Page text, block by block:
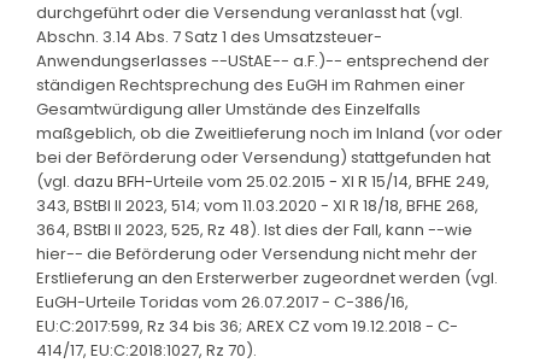
durchgeführt oder die Versendung veranlasst hat (vgl.
Abschn. 3.14 Abs. 7 Satz 1 des Umsatzsteuer-
Anwendungserlasses --UStAE-- a.F.)-- entsprechend der
ständigen Rechtsprechung des EuGH im Rahmen einer
Gesamtwürdigung aller Umstände des Einzelfalls
maßgeblich, ob die Zweitlieferung noch im Inland (vor oder
bei der Beförderung oder Versendung) stattgefunden hat
(vgl. dazu BFH-Urteile vom 25.02.2015 - XI R 15/14, BFHE 249,
343, BStBl II 2023, 514; vom 11.03.2020 - XI R 18/18, BFHE 268,
364, BStBl II 2023, 525, Rz 48). Ist dies der Fall, kann --wie
hier-- die Beförderung oder Versendung nicht mehr der
Erstlieferung an den Ersterwerber zugeordnet werden (vgl.
EuGH-Urteile Toridas vom 26.07.2017 - C-386/16,
EU:C:2017:599, Rz 34 bis 36; AREX CZ vom 19.12.2018 - C-
414/17, EU:C:2018:1027, Rz 70).